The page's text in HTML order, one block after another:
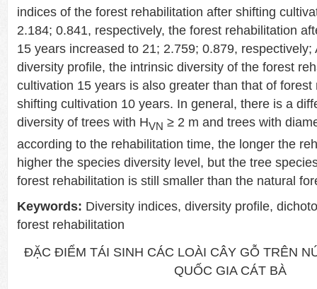
indices of the forest rehabilitation after shifting
2.184; 0.841, respectively, the forest rehabilitation
15 years increased to 21; 2.759; 0.879, respectively;
diversity profile, the intrinsic diversity of the forest
cultivation 15 years is also greater than that of forest
shifting cultivation 10 years. In general, there is a
diversity of trees with HVN ≥ 2 m and trees with
according to the rehabilitation time, the longer the
higher the species diversity level, but the tree
forest rehabilitation is still smaller than the natural
Keywords: Diversity indices, diversity profile,
forest rehabilitation
ĐẶC ĐIỂM TÁI SINH CÁC LOÀI CÂY GỖ TRÊN
QUỐC GIA CÁT BÀ